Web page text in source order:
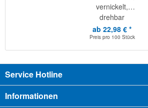
vernickelt,
drehbar
ab 22,98 € *
Preis pro 100 Stück
Service Hotline
Informationen